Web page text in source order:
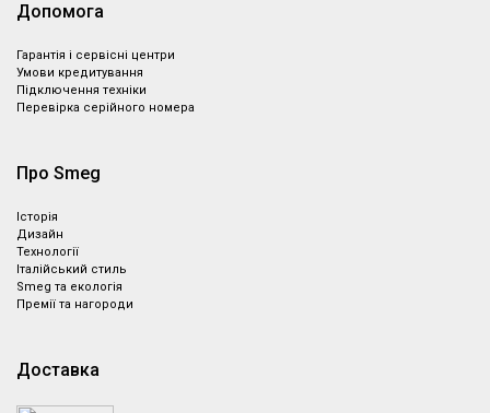
Допомога
Гарантія і сервісні центри
Умови кредитування
Підключення техніки
Перевірка серійного номера
Про Smeg
Історія
Дизайн
Технології
Італійський стиль
Smeg та екологія
Премії та нагороди
Доставка